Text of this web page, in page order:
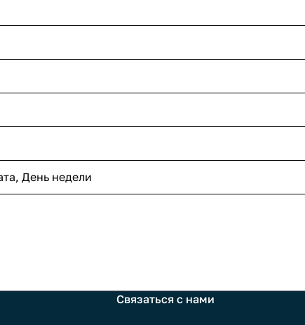
День недели
Связаться с нами